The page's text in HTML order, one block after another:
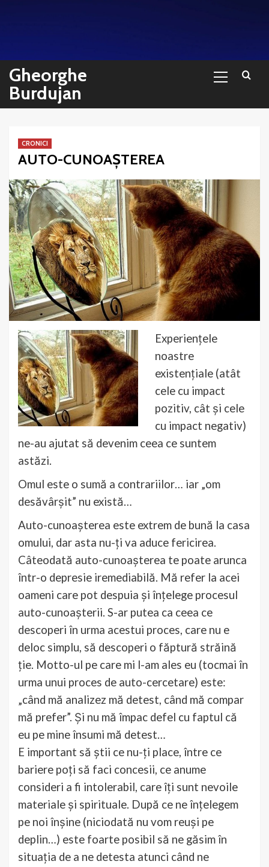
Gheorghe
Burdujan
Menu
CRONICI
AUTO-CUNOAȘTEREA
Experiențele
noastre
existențiale (atât
cele cu impact
pozitiv, cât și cele
cu impact negativ)
ne-au ajutat să devenim ceea ce suntem
astăzi.
Omul este o sumă a contrariilor… iar „om
desăvârșit” nu există…
Auto-cunoașterea este extrem de bună la casa
omului, dar asta nu-ți va aduce fericirea.
Câteodată auto-cunoașterea te poate arunca
într-o depresie iremediabilă. Mă refer la acei
oameni care pot despuia și înțelege procesul
auto-cunoașterii. S-ar putea ca ceea ce
descoperi în urma acestui proces, care nu e
deloc simplu, să descoperi o făptură străină
ție. Motto-ul pe care mi l-am ales eu (tocmai în
urma unui proces de auto-cercetare) este:
„când mă analizez mă detest, când mă compar
mă prefer”. Și nu mă împac defel cu faptul că
eu pe mine însumi mă detest…
E important să știi ce nu-ți place, între ce
bariere poți să faci concesii, ce anume
consideri a fi intolerabil, care îți sunt nevoile
materiale și spirituale. După ce ne înțelegem
pe noi înșine (niciodată nu vom reuși pe
deplin…) este foarte posibil să ne găsim în
situația de a ne detesta atunci când ne